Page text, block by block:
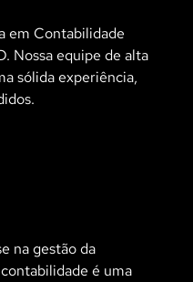
em Contabilidade
Nossa equipe de alta
sólida experiência,
na gestão da
é uma